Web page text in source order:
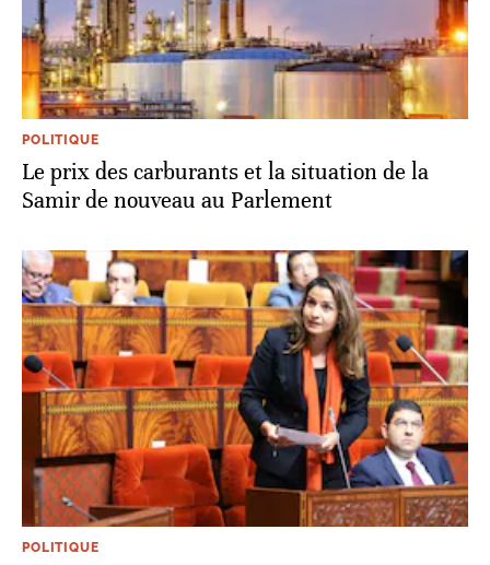
POLITIQUE
Le prix des carburants et la situation de la
Samir de nouveau au Parlement
POLITIQUE